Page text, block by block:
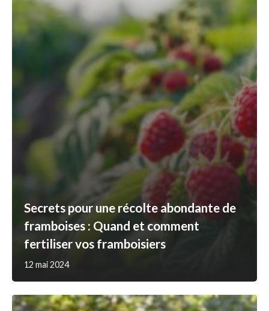
Secrets pour une récolte abondante de
framboises : Quand et comment
fertiliser vos framboisiers
12 mai 2024